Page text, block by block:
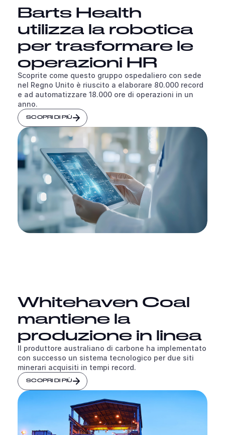
Barts Health
utilizza la robotica
per trasformare le
operazioni HR
Scoprite come questo gruppo ospedaliero con sede
nel Regno Unito è riuscito a elaborare 80.000 record
e ad automatizzare 18.000 ore di operazioni in un
anno.
SCOPRI DI PIÙ
Whitehaven Coal
mantiene la
produzione in linea
Il produttore australiano di carbone ha implementato
con successo un sistema tecnologico per due siti
minerari acquisiti in tempi record.
SCOPRI DI PIÙ